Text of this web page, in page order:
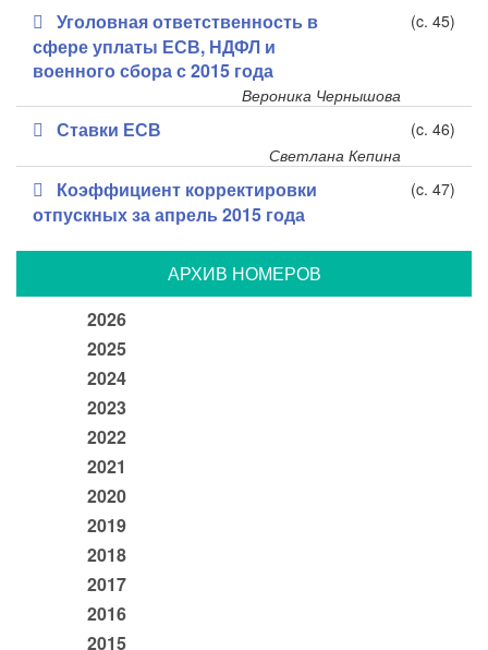
Уголовная ответственность в
сфере уплаты ЕСВ, НДФЛ и
военного сбора с 2015 года
(c. 45)
Вероника Чернышова
Ставки ЕСВ
(c. 46)
Светлана Кепина
Коэффициент корректировки
отпускных за апрель 2015 года
(c. 47)
АРХИВ НОМЕРОВ
2026
2025
2024
2023
2022
2021
2020
2019
2018
2017
2016
2015